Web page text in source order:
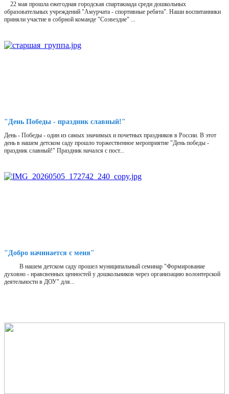
22 мая прошла ежегодная городская спартакиада среди дошкольных
образовательных учреждений "Амурчата - спортивные ребята". Наши воспитанники
приняли участие в собрной команде "Созвездие" ...
"День Победы - праздник славный!"
День - Победы - один из самых значимых и почетных праздников в России. В этот
день в нашем детском саду прошло торжественное мероприятие "День победы -
праздник славный!" Праздник начался с пост...
"Добро начинается с меня"
В нашем детском саду прошел муниципальный семинар "Формирование
духовно - нравсвенных ценностей у дошкольников через организацию волонтерской
деятельности в ДОУ" для...